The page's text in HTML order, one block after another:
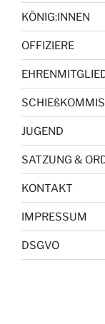
KÖNIG:INNEN
OFFIZIERE
JUGEND
SATZUNG &
KONTAKT
IMPRESSUM
DSGVO